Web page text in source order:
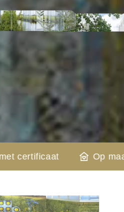
Op maat gemaakt voor uw